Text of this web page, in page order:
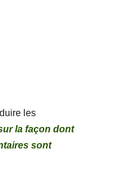
les
la façon dont
sont